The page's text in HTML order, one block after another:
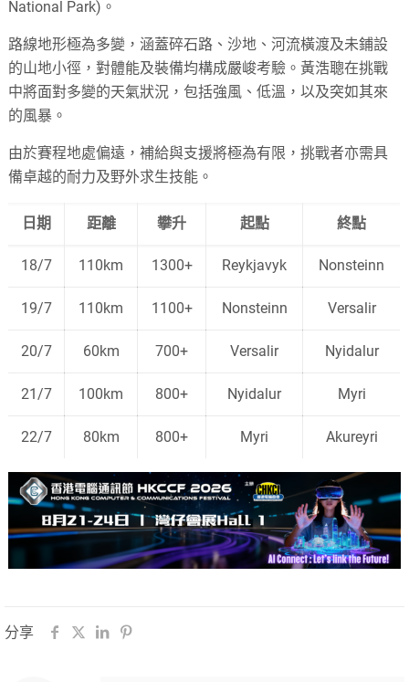
National Park)。
路線地形極為多變，涵蓋碎石路、沙地、河流橫渡及未鋪設
的山地小徑，對體能及裝備均構成嚴峻考驗。黃浩聰在挑戰
中將面對多變的天氣狀況，包括強風、低溫，以及突如其來
的風暴。
由於賽程地處偏遠，補給與支援將極為有限，挑戰者亦需具
備卓越的耐力及野外求生技能。
日期 距離 攀升 起點 終點
18/7 110km 1300+ Reykjavyk Nonsteinn
19/7 110km 1100+ Nonsteinn Versalir
20/7 60km 700+ Versalir Nyidalur
21/7 100km 800+ Nyidalur Myri
22/7 80km 800+ Myri Akureyri
分享